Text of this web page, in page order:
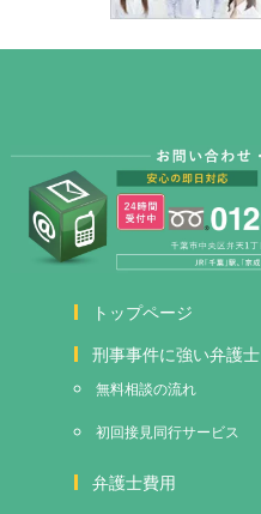
トップページ
刑事事件に強い弁護士
無料相談の流れ
初回接見同行サービス
弁護士費用